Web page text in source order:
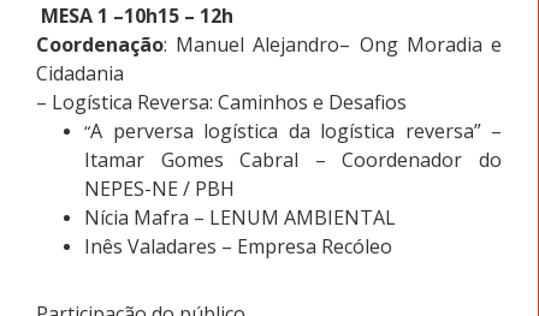
MESA 1 –10h15 – 12h
Coordenação: Manuel Alejandro– Ong Moradia e
Cidadania
– Logística Reversa: Caminhos e Desafios
“A perversa logística da logística reversa” –
Itamar Gomes Cabral – Coordenador do
NEPES-NE / PBH
Nícia Mafra – LENUM AMBIENTAL
Inês Valadares – Empresa Recóleo